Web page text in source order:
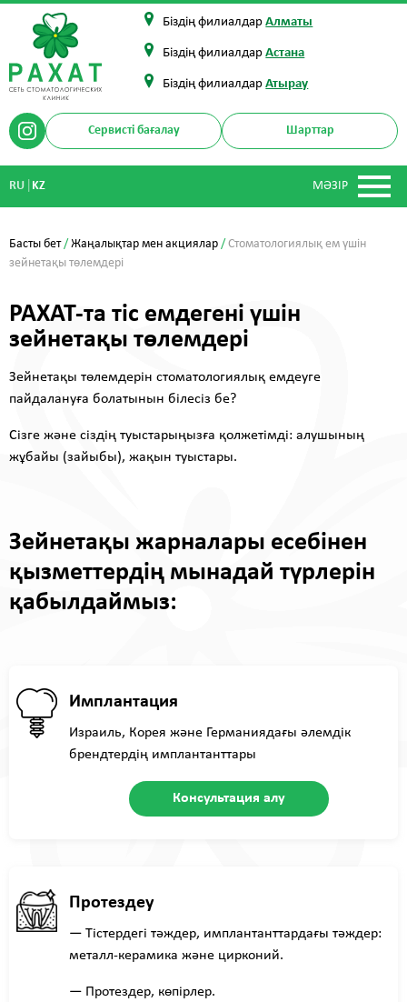
Біздің филиалдарАлматы
Біздің филиалдарАстана
Біздің филиалдарАтырау
Сервисті бағалау Шарттар
МӘЗІР
RU KZ
Басты бет/Жаңалықтар мен акциялар /Стоматологиялық ем үшін
зейнетақы төлемдері
РАХАТ-та тіс емдегені үшін
зейнетақы төлемдері
Зейнетақы төлемдерін стоматологиялық емдеуге
пайдалануға болатынын білесіз бе?
Сізге және сіздің туыстарыңызға қолжетімді: алушының
жұбайы (зайыбы), жақын туыстары.
Зейнетақы жарналары есебінен
қызметтердің мынадай түрлерін
қабылдаймыз:
Имплантация
Израиль, Корея және Германиядағы әлемдік
брендтердің имплантанттары
Консультация алу
Протездеу
— Тістердегі тәждер, имплантанттардағы тәждер:
металл-керамика және цирконий.
— Протездер, көпірлер.